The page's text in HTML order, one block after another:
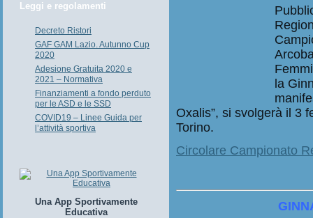
Leggi e regolamenti
Decreto Ristori
GAF GAM Lazio. Autunno Cup
2020
Adesione Gratuita 2020 e
2021 – Normativa
Finanziamenti a fondo perduto
per le ASD e le SSD
COVID19 – Linee Guida per
l’attività sportiva
Una App Sportivamente
Educativa
la
Oxalis”, si svolgerà il 3
Torino.
Circolare Campionato